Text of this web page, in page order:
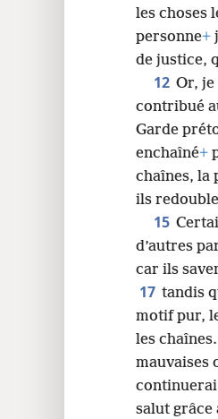
les choses
personne+
de justice,
12 Or, je
contribué
Garde
enchaîné+
chaînes, la
ils
15
d’autres
car ils
17 tandis
motif pur,
les chaînes.
mauvaises
continuerai
salut grâce